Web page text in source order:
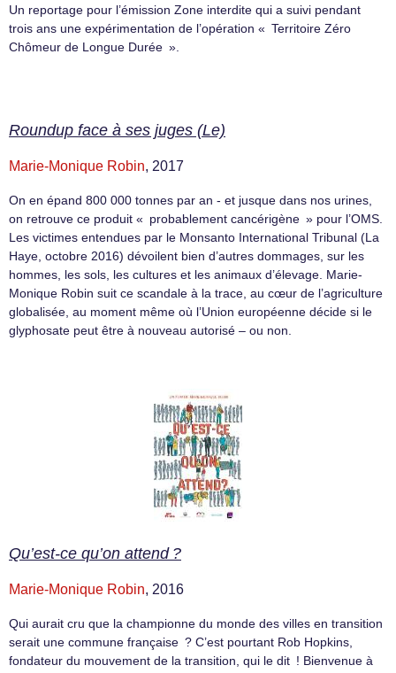
Un reportage pour l’émission Zone interdite qui a suivi pendant
trois ans une expérimentation de l’opération « Territoire Zéro
Chômeur de Longue Durée ».
Roundup face à ses juges (Le)
Marie-Monique Robin, 2017
On en épand 800 000 tonnes par an - et jusque dans nos urines,
on retrouve ce produit « probablement cancérigène » pour l’OMS.
Les victimes entendues par le Monsanto International Tribunal (La
Haye, octobre 2016) dévoilent bien d’autres dommages, sur les
hommes, les sols, les cultures et les animaux d’élevage. Marie-
Monique Robin suit ce scandale à la trace, au cœur de l’agriculture
globalisée, au moment même où l’Union européenne décide si le
glyphosate peut être à nouveau autorisé – ou non.
Qu’est-ce qu’on attend ?
Marie-Monique Robin, 2016
Qui aurait cru que la championne du monde des villes en transition
serait une commune française ? C’est pourtant Rob Hopkins,
fondateur du mouvement de la transition, qui le dit ! Bienvenue à